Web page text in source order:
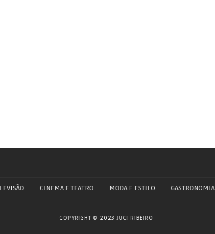
CINEMA E TEATRO MODA E ESTILO GASTRONOMIA
COPYRIGHT © 2023 JUCI RIBEIRO